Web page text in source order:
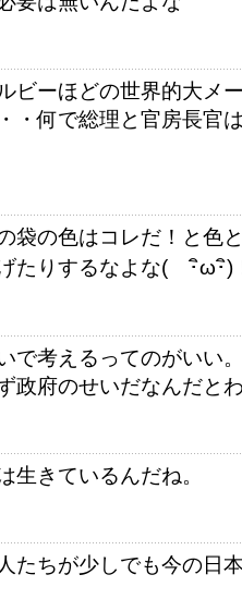
ビーほどの世界的大メ
・何で総理と官房長官
袋の色はコレだ！と色
たりするなよな( ･ิω･ิ)
で考えるってのがいい
政府のせいだなんだと
生きているんだね。
たちが少しでも今の日